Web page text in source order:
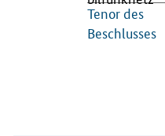
Te­nor des
Be­schlus­ses